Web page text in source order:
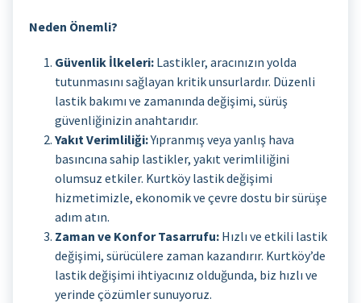
Neden Önemli?
Güvenlik İlkeleri: Lastikler, aracınızın yolda
tutunmasını sağlayan kritik unsurlardır. Düzenli
lastik bakımı ve zamanında değişimi, sürüş
güvenliğinizin anahtarıdır.
Yakıt Verimliliği:Yıpranmış veya yanlış hava
basıncına sahip lastikler, yakıt verimliliğini
olumsuz etkiler. Kurtköy lastik değişimi
hizmetimizle, ekonomik ve çevre dostu bir sürüşe
adım atın.
Zaman ve Konfor Tasarrufu: Hızlı ve etkili lastik
değişimi, sürücülere zaman kazandırır. Kurtköy’de
lastik değişimi ihtiyacınız olduğunda, biz hızlı ve
yerinde çözümler sunuyoruz.